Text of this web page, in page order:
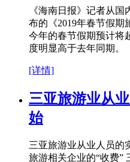
《海南日报》记者从
布的《2019年春节假期
今年的春节假期预计将
度明显高于去年同期。
[详情]
三亚旅游业从
始
三亚旅游业从业人员的
旅游相关企业的“收费”